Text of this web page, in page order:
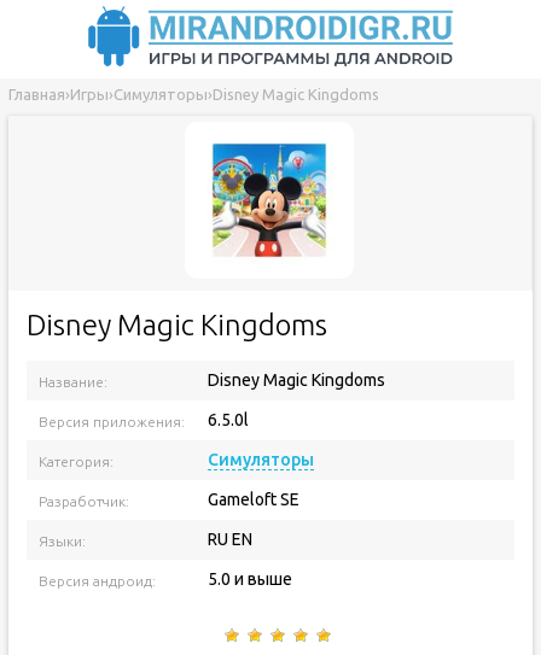
Главная›Игры›Симуляторы›Disney Magic Kingdoms
Disney Magic Kingdoms
Название: Disney Magic Kingdoms
Версия приложения: 6.5.0l
Категория: Симуляторы
Разработчик: Gameloft SE
Языки: RU EN
Версия андроид: 5.0 и выше